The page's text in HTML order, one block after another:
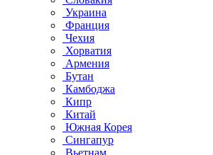
Украина
Франция
Чехия
Хорватия
Армения
Бутан
Камбоджа
Кипр
Китай
Южная Корея
Сингапур
Вьетнам